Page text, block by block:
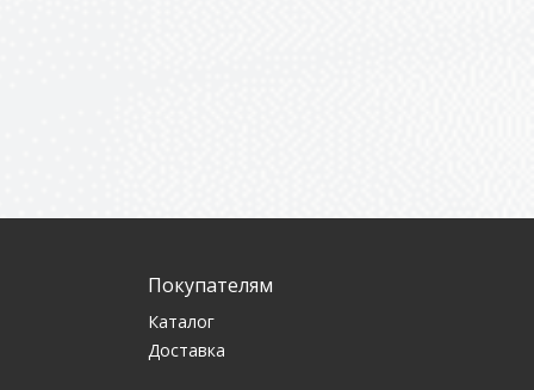
Покупателям
Каталог
Доставка